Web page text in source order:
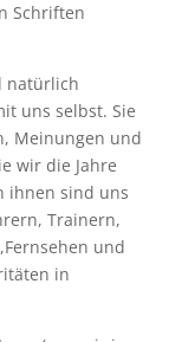
Schriften
natürlich
uns selbst. Sie
Meinungen und
wir die Jahre
ihnen sind uns
Trainern,
und
in